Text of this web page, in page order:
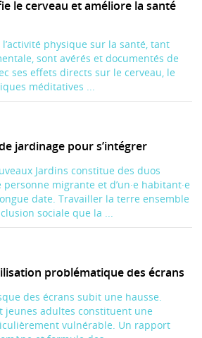
le cerveau et améliore la santé
physique sur la santé, tant
sont avérés et documentés de
ses effets directs sur le cerveau, le
méditatives ...
jardinage pour s’intégrer
Jardins constitue des duos
personne migrante et d’un·e habitant·e
date. Travailler la terre ensemble
sociale que la ...
problématique des écrans
des écrans subit une hausse.
jeunes adultes constituent une
vulnérable. Un rapport